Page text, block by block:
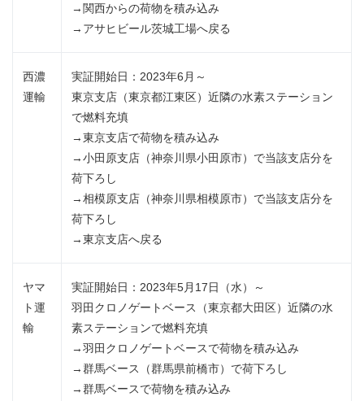
→関西からの荷物を積み込み
→アサヒビール茨城工場へ戻る
西濃
運輸
実証開始日：2023年6月～
東京支店（東京都江東区）近隣の水素ステーション
で燃料充填
→東京支店で荷物を積み込み
→小田原支店（神奈川県小田原市）で当該支店分を
荷下ろし
→相模原支店（神奈川県相模原市）で当該支店分を
荷下ろし
→東京支店へ戻る
ヤマ
ト運
輸
実証開始日：2023年5月17日（水）～
羽田クロノゲートベース（東京都大田区）近隣の水
素ステーションで燃料充填
→羽田クロノゲートベースで荷物を積み込み
→群馬ベース（群馬県前橋市）で荷下ろし
→群馬ベースで荷物を積み込み